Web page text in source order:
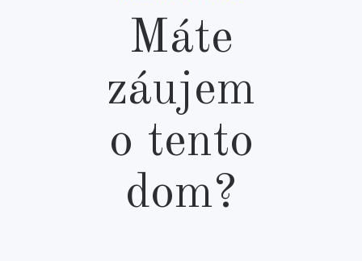
Máte
záujem
o tento
dom?